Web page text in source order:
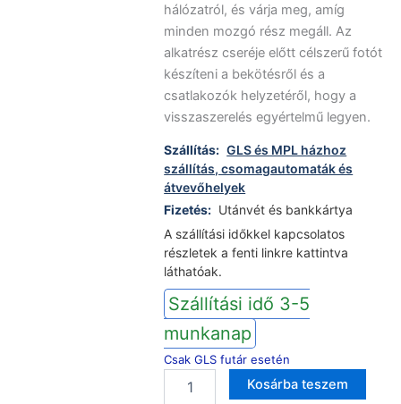
hálózatról, és várja meg, amíg
minden mozgó rész megáll. Az
alkatrész cseréje előtt célszerű fotót
készíteni a bekötésről és a
csatlakozók helyzetéről, hogy a
visszaszerelés egyértelmű legyen.
Szállítás: GLS és MPL házhoz
szállítás, csomagautomaták és
átvevőhelyek
Fizetés: Utánvét és bankkártya
A szállítási időkkel kapcsolatos
részletek a fenti linkre kattintva
láthatóak.
Szállítási idő 3-5
munkanap
Csak GLS futár esetén
mosogatógép
Kosárba teszem